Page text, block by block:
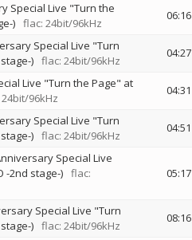
Special Live "Turn the
) flac: 24bit/96kHz
06:16
Special Live "Turn
) flac: 24bit/96kHz
04:27
Live "Turn the Page" at
96kHz
04:31
Special Live "Turn
) flac: 24bit/96kHz
04:51
Special Live
-2nd stage-) flac:
05:17
Special Live "Turn
) flac: 24bit/96kHz
08:16